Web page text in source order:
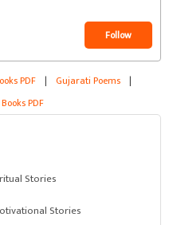
Follow
PDF | Gujarati Poems |
PDF
Stories
Stories